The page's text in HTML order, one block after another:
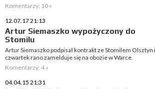
Komentarzy: 10 »
12.07.17 21:13
Artur Siemaszko wypożyczony do
Stomilu
Artur Siemaszko podpisał kontrakt ze Stomilem Olsztyn
czwartek rano zamelduje się na obozie w Warce.
Komentarzy: 4 »
04.04.15 21:31